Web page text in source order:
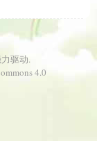
驱动.
4.0